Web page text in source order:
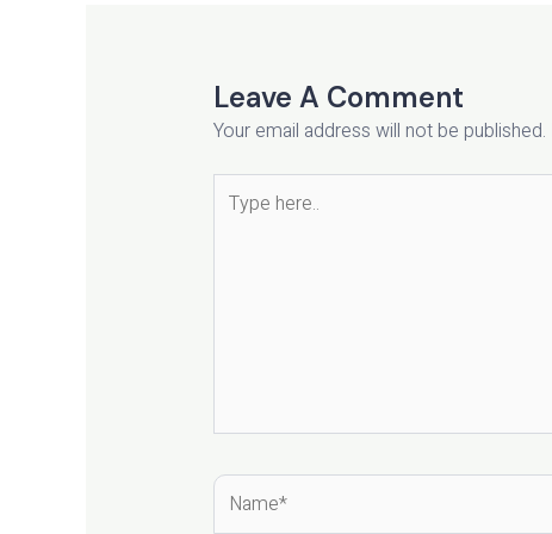
Leave A Comment
Your email address will not be published.
Type
Name*